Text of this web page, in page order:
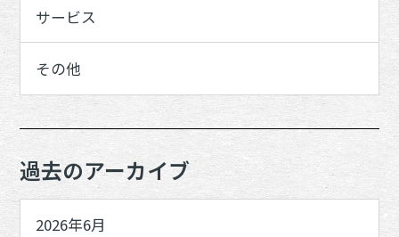
サービス
その他
過去のアーカイブ
2026年6月